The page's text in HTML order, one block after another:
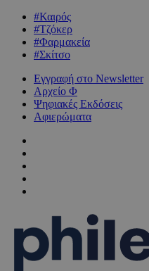
#Καιρός
#Τζόκερ
#Φαρμακεία
#Σκίτσο
Εγγραφή στο Newsletter
Αρχείο Φ
Ψηφιακές Εκδόσεις
Αφιερώματα